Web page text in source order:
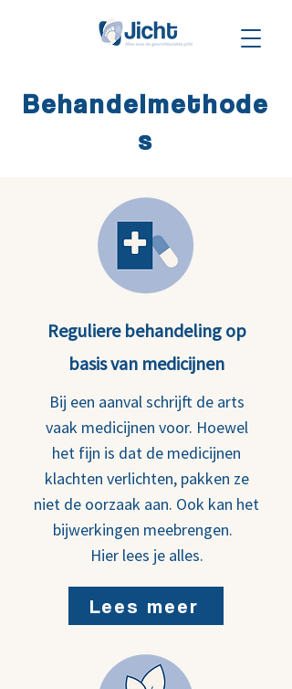
Behandelmethode
s
Reguliere behandeling op
basis van medicijnen
Bij een aanval schrijft de arts
vaak medicijnen voor. Hoewel
het fijn is dat de medicijnen
klachten verlichten, pakken ze
niet de oorzaak aan. Ook kan het
bijwerkingen meebrengen.
Hier lees je alles.
Lees meer